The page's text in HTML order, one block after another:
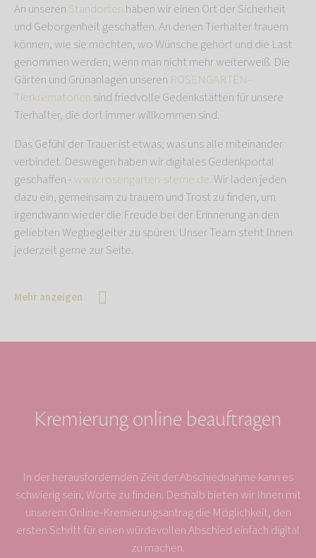
An unseren Standorten haben wir einen Ort der Sicherheit
und Geborgenheit geschaffen. An denen Tierhalter trauern
können, wie sie möchten, wo Wünsche gehört und die Last
genommen werden, wenn man nicht mehr weiterweiß. Die
Gärten und Grünanlagen unseren ROSENGARTEN-
Tierkrematorien sind friedvolle Gedenkstätten für unsere
Tierhalter, die dort immer willkommen sind.
Das Gefühl der Trauer ist etwas, was uns alle miteinander
verbindet. Deswegen haben wir digitales Gedenkportal
geschaffen -www.rosengarten-sterne.de. Wir laden jeden
dazu ein, gemeinsam zu trauern und Trost zu finden, um
irgendwann wieder die Freude bei der Erinnerung an den
geliebten Wegbegleiter zu spüren. Unser Team steht Ihnen
jederzeit gerne zur Seite.
Mehr anzeigen
Kremierung online beauftragen
In der herausfordernden Zeit der Abschiednahme kann es
schwierig sein, Worte zu finden. Deshalb bieten wir Ihnen mit
unserem Online-Kremierungsantrag die Möglichkeit, den
ersten Schritt für einen würdevollen Abschied einfach digital
zu machen.